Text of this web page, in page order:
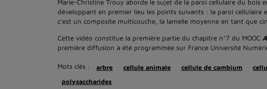
Marie-Christine Trouy aborde le sujet de la paroi cellulaire du
développant en premier lieu les points suivants : la paroi
c'est un composite multicouche, la lamelle moyenne en tant que
Cette vidéo constitue la première partie du chapitre n°7 du MOOC
première diffusion a été programmée sur France Université
Mots clés : arbre cellule animale cellule de cambium
polysaccharides